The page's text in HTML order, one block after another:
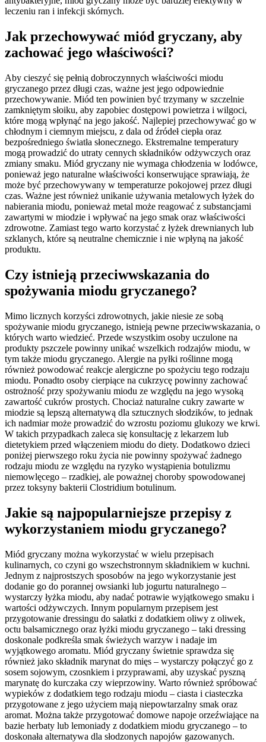
leczeniu ran i infekcji skórnych.
Jak przechowywać miód gryczany, aby
zachować jego właściwości?
Aby cieszyć się pełnią dobroczynnych właściwości miodu
gryczanego przez długi czas, ważne jest jego odpowiednie
przechowywanie. Miód ten powinien być trzymany w szczelnie
zamkniętym słoiku, aby zapobiec dostępowi powietrza i wilgoci,
które mogą wpłynąć na jego jakość. Najlepiej przechowywać go w
chłodnym i ciemnym miejscu, z dala od źródeł ciepła oraz
bezpośredniego światła słonecznego. Ekstremalne temperatury
mogą prowadzić do utraty cennych składników odżywczych oraz
zmiany smaku. Miód gryczany nie wymaga chłodzenia w lodówce,
ponieważ jego naturalne właściwości konserwujące sprawiają, że
może być przechowywany w temperaturze pokojowej przez długi
czas. Ważne jest również unikanie używania metalowych łyżek do
nabierania miodu, ponieważ metal może reagować z substancjami
zawartymi w miodzie i wpływać na jego smak oraz właściwości
zdrowotne. Zamiast tego warto korzystać z łyżek drewnianych lub
szklanych, które są neutralne chemicznie i nie wpłyną na jakość
produktu.
Czy istnieją przeciwwskazania do
spożywania miodu gryczanego?
Mimo licznych korzyści zdrowotnych, jakie niesie ze sobą
spożywanie miodu gryczanego, istnieją pewne przeciwwskazania, o
których warto wiedzieć. Przede wszystkim osoby uczulone na
produkty pszczele powinny unikać wszelkich rodzajów miodu, w
tym także miodu gryczanego. Alergie na pyłki roślinne mogą
również powodować reakcje alergiczne po spożyciu tego rodzaju
miodu. Ponadto osoby cierpiące na cukrzycę powinny zachować
ostrożność przy spożywaniu miodu ze względu na jego wysoką
zawartość cukrów prostych. Chociaż naturalne cukry zawarte w
miodzie są lepszą alternatywą dla sztucznych słodzików, to jednak
ich nadmiar może prowadzić do wzrostu poziomu glukozy we krwi.
W takich przypadkach zaleca się konsultację z lekarzem lub
dietetykiem przed włączeniem miodu do diety. Dodatkowo dzieci
poniżej pierwszego roku życia nie powinny spożywać żadnego
rodzaju miodu ze względu na ryzyko wystąpienia botulizmu
niemowlęcego – rzadkiej, ale poważnej choroby spowodowanej
przez toksyny bakterii Clostridium botulinum.
Jakie są najpopularniejsze przepisy z
wykorzystaniem miodu gryczanego?
Miód gryczany można wykorzystać w wielu przepisach
kulinarnych, co czyni go wszechstronnym składnikiem w kuchni.
Jednym z najprostszych sposobów na jego wykorzystanie jest
dodanie go do porannej owsianki lub jogurtu naturalnego –
wystarczy łyżka miodu, aby nadać potrawie wyjątkowego smaku i
wartości odżywczych. Innym popularnym przepisem jest
przygotowanie dressingu do sałatki z dodatkiem oliwy z oliwek,
octu balsamicznego oraz łyżki miodu gryczanego – taki dressing
doskonale podkreśla smak świeżych warzyw i nadaje im
wyjątkowego aromatu. Miód gryczany świetnie sprawdza się
również jako składnik marynat do mięs – wystarczy połączyć go z
sosem sojowym, czosnkiem i przyprawami, aby uzyskać pyszną
marynatę do kurczaka czy wieprzowiny. Warto również spróbować
wypieków z dodatkiem tego rodzaju miodu – ciasta i ciasteczka
przygotowane z jego użyciem mają niepowtarzalny smak oraz
aromat. Można także przygotować domowe napoje orzeźwiające na
bazie herbaty lub lemoniady z dodatkiem miodu gryczanego – to
doskonała alternatywa dla słodzonych napojów gazowanych.